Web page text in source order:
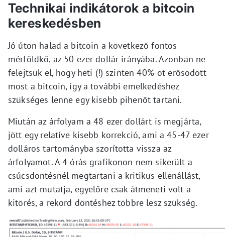
Technikai indikátorok a bitcoin
kereskedésben
Jó úton halad a bitcoin a következő fontos
mérföldkő, az 50 ezer dollár irányába. Azonban ne
felejtsük el, hogy heti (!) szinten 40%-ot erősödött
most a bitcoin, így a további emelkedéshez
szükséges lenne egy kisebb pihenőt tartani.
Miután az árfolyam a 48 ezer dollárt is megjárta,
jött egy relatíve kisebb korrekció, ami a 45-47 ezer
dolláros tartományba szorította vissza az
árfolyamot. A 4 órás grafikonon nem sikerült a
csúcsdöntésnél megtartani a kritikus ellenállást,
ami azt mutatja, egyelőre csak átmeneti volt a
kitörés, a rekord döntéshez többre lesz szükség.